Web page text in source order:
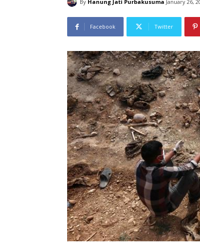
By Hanung Jati Purbakusuma January 26,
Facebook Twitter